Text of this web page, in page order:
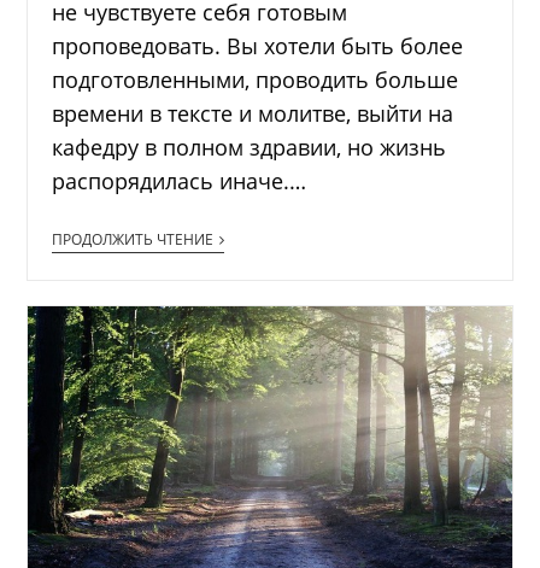
не чувствуете себя готовым
проповедовать. Вы хотели быть более
подготовленными, проводить больше
времени в тексте и молитве, выйти на
кафедру в полном здравии, но жизнь
распорядилась иначе.…
ПРОДОЛЖИТЬ ЧТЕНИЕ